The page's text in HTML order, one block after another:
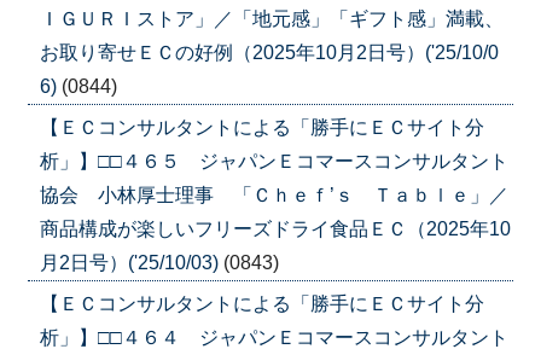
ＩＧＵＲＩストア」／「地元感」「ギフト感」満載、
お取り寄せＥＣの好例（2025年10月2日号）('25/10/0
6) (0844)
【ＥＣコンサルタントによる「勝手にＥＣサイト分
析」】□□４６５ ジャパンＥコマースコンサルタント
協会 小林厚士理事 「Ｃｈｅｆ’ｓ Ｔａｂｌｅ」／
商品構成が楽しいフリーズドライ食品ＥＣ（2025年10
月2日号）('25/10/03) (0843)
【ＥＣコンサルタントによる「勝手にＥＣサイト分
析」】□□４６４ ジャパンＥコマースコンサルタント